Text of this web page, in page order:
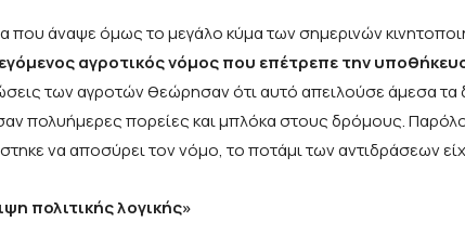
που άναψε όμως το μεγάλο κύμα των σημερινών
αγροτικός νόμος που επέτρεπε την
των αγροτών θεώρησαν ότι αυτό απειλούσε άμεσα τα
πολυήμερες πορείες και μπλόκα στους δρόμους.
να αποσύρει τον νόμο, το ποτάμι των αντιδράσεων
πολιτικής λογικής»